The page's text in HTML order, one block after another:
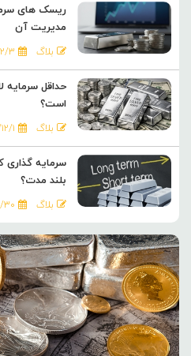
ریسک های
مدیریت آن
بلاگ
حداقل سرمایه
است؟
بلاگ
سرمایه گذاری
بلند مدت؟
بلاگ